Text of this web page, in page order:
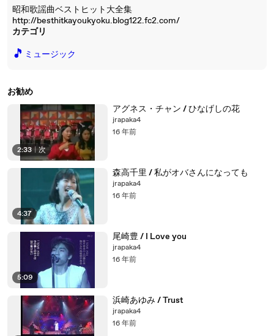
昭和歌謡曲ベストヒット大全集
http://besthitkayoukyoku.blog122.fc2.com/
カテゴリ
🎵 ミュージック
お勧め
2:33 | 次
アグネス・チャン / ひなげしの花
jrapaka4
16 年前
4:37
森高千里 / 私がオバさんになっても
jrapaka4
16 年前
5:09
尾崎豊 / I Love you
jrapaka4
16 年前
浜崎あゆみ / Trust
jrapaka4
16 年前